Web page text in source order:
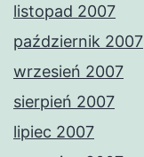
listopad 2007
październik 2007
wrzesień 2007
sierpień 2007
lipiec 2007